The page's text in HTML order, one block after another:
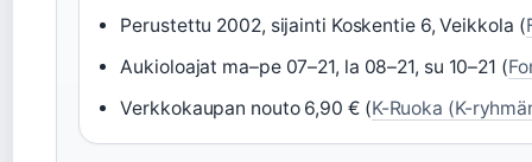
Perustettu 2002, sijainti Koskentie 6, Veikkola (
Aukioloajat ma–pe 07–21, la 08–21, su 10–21 (
Verkkokaupan nouto 6,90 € (K-Ruoka (K-